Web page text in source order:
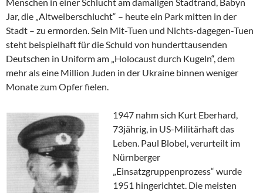
Jar, die „Altweiberschlucht“ – heute ein Park mitten in der
Stadt – zu ermorden. Sein Mit-Tuen und Nichts-dagegen-Tuen
steht beispielhaft für die Schuld von hunderttausenden
Deutschen in Uniform am „Holocaust durch Kugeln“, dem
mehr als eine Million Juden in der Ukraine binnen weniger
Monate zum Opfer fielen.
1947 nahm sich Kurt Eberhard,
73jährig, in US-Militärhaft das
Leben. Paul Blobel, verurteilt im
Nürnberger
„Einsatzgruppenprozess“ wurde
1951 hingerichtet. Die meisten